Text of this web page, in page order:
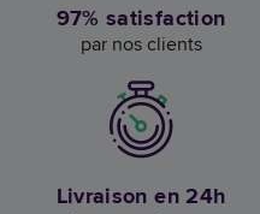
97% satisfaction
par nos clients
Livraison en 24h